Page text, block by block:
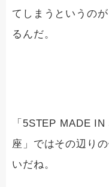
てしまうというのが
るんだ。
「5STEP MADE
座」ではその辺り
いだね。